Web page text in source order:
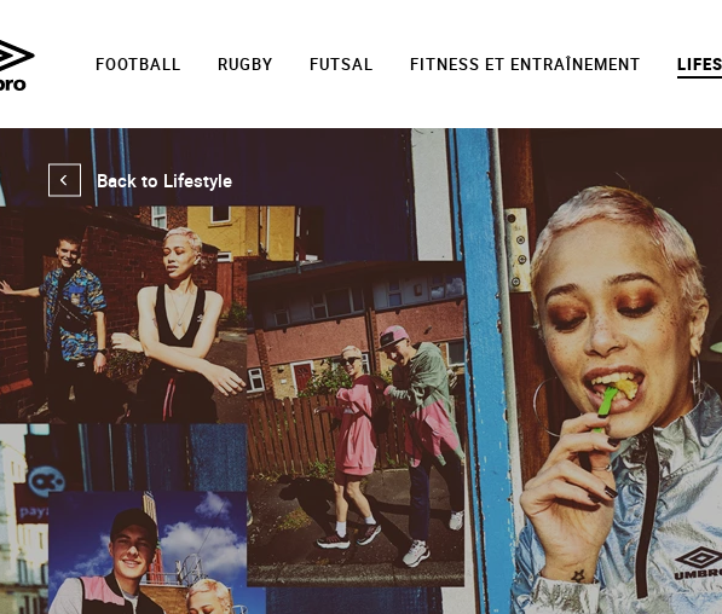
FOOTBALL RUGBY FUTSAL FITNESS ET ENTRAÎNEMENT
Back to Lifestyle